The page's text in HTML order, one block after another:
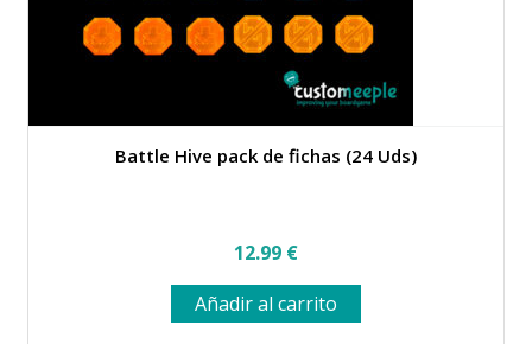
Battle Hive pack de fichas (24 Uds)
12.99 €
Añadir al carrito